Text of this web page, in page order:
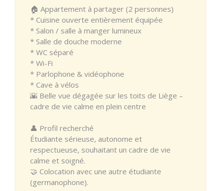
🏠 Appartement à partager (2 personnes)
* Cuisine ouverte entièrement équipée
* Salon / salle à manger lumineux
* Salle de douche moderne
* WC séparé
* Wi-Fi
* Parlophone & vidéophone
* Cave à vélos
🌇 Belle vue dégagée sur les toits de Liège –
cadre de vie calme en plein centre
👤 Profil recherché
Étudiante sérieuse, autonome et
respectueuse, souhaitant un cadre de vie
calme et soigné.
🤝 Colocation avec une autre étudiante
(germanophone).